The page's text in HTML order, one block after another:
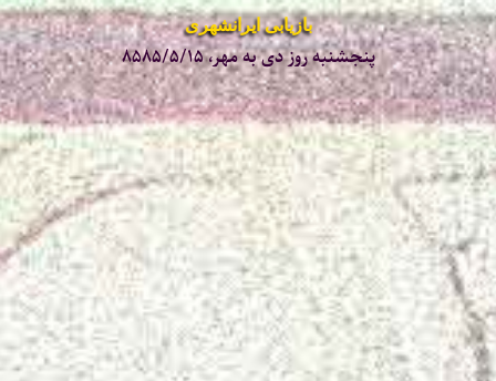
بازیابی ایرانشهری
پنجشنبه روز دی به مهر، ۸۵۸۵/۵/۱۵